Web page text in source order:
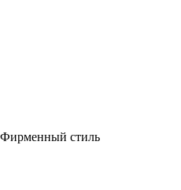
Фирменный стиль